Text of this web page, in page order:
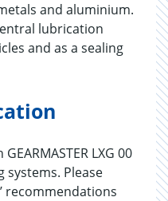
and aluminium.
lubrication
and as a sealing
LXG 00
Please
recommendations